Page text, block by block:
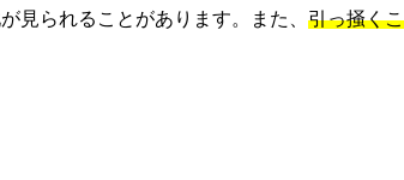
見られることがあります。また、 引っ掻くこ